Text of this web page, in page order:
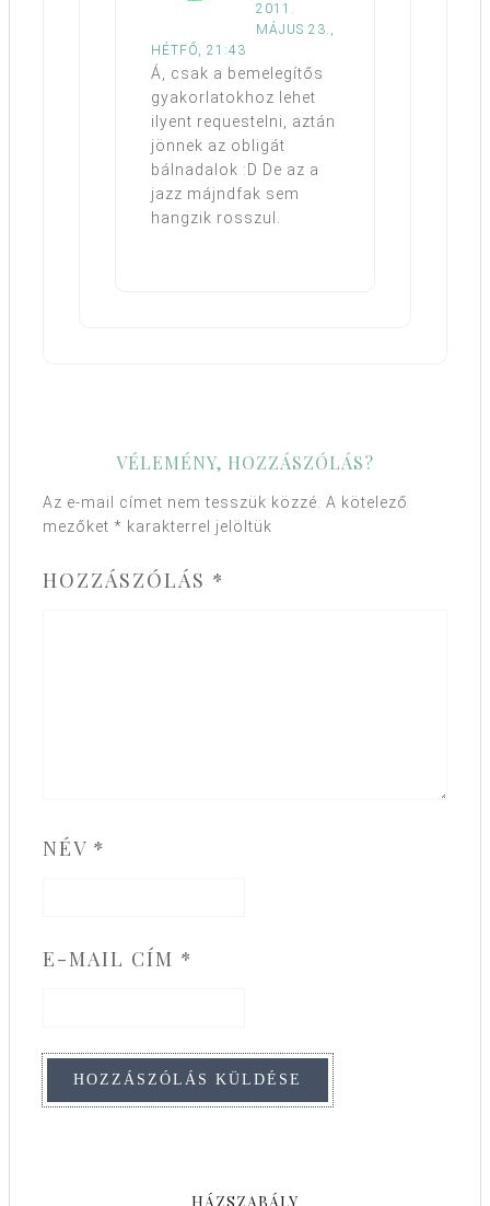
2011.
MÁJUS 23.,
HÉTFŐ, 21:43
Á, csak a bemelegítős
gyakorlatokhoz lehet
ilyent requestelni, aztán
jönnek az obligát
bálnadalok :D De az a
jazz májndfak sem
hangzik rosszul.
VÉLEMÉNY, HOZZÁSZÓLÁS?
Az e-mail címet nem tesszük közzé. A kötelező
mezőket * karakterrel jelöltük
HOZZÁSZÓLÁS *
NÉV *
E-MAIL CÍM *